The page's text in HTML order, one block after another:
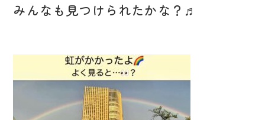
みんなも見つけられたかな？ ♬